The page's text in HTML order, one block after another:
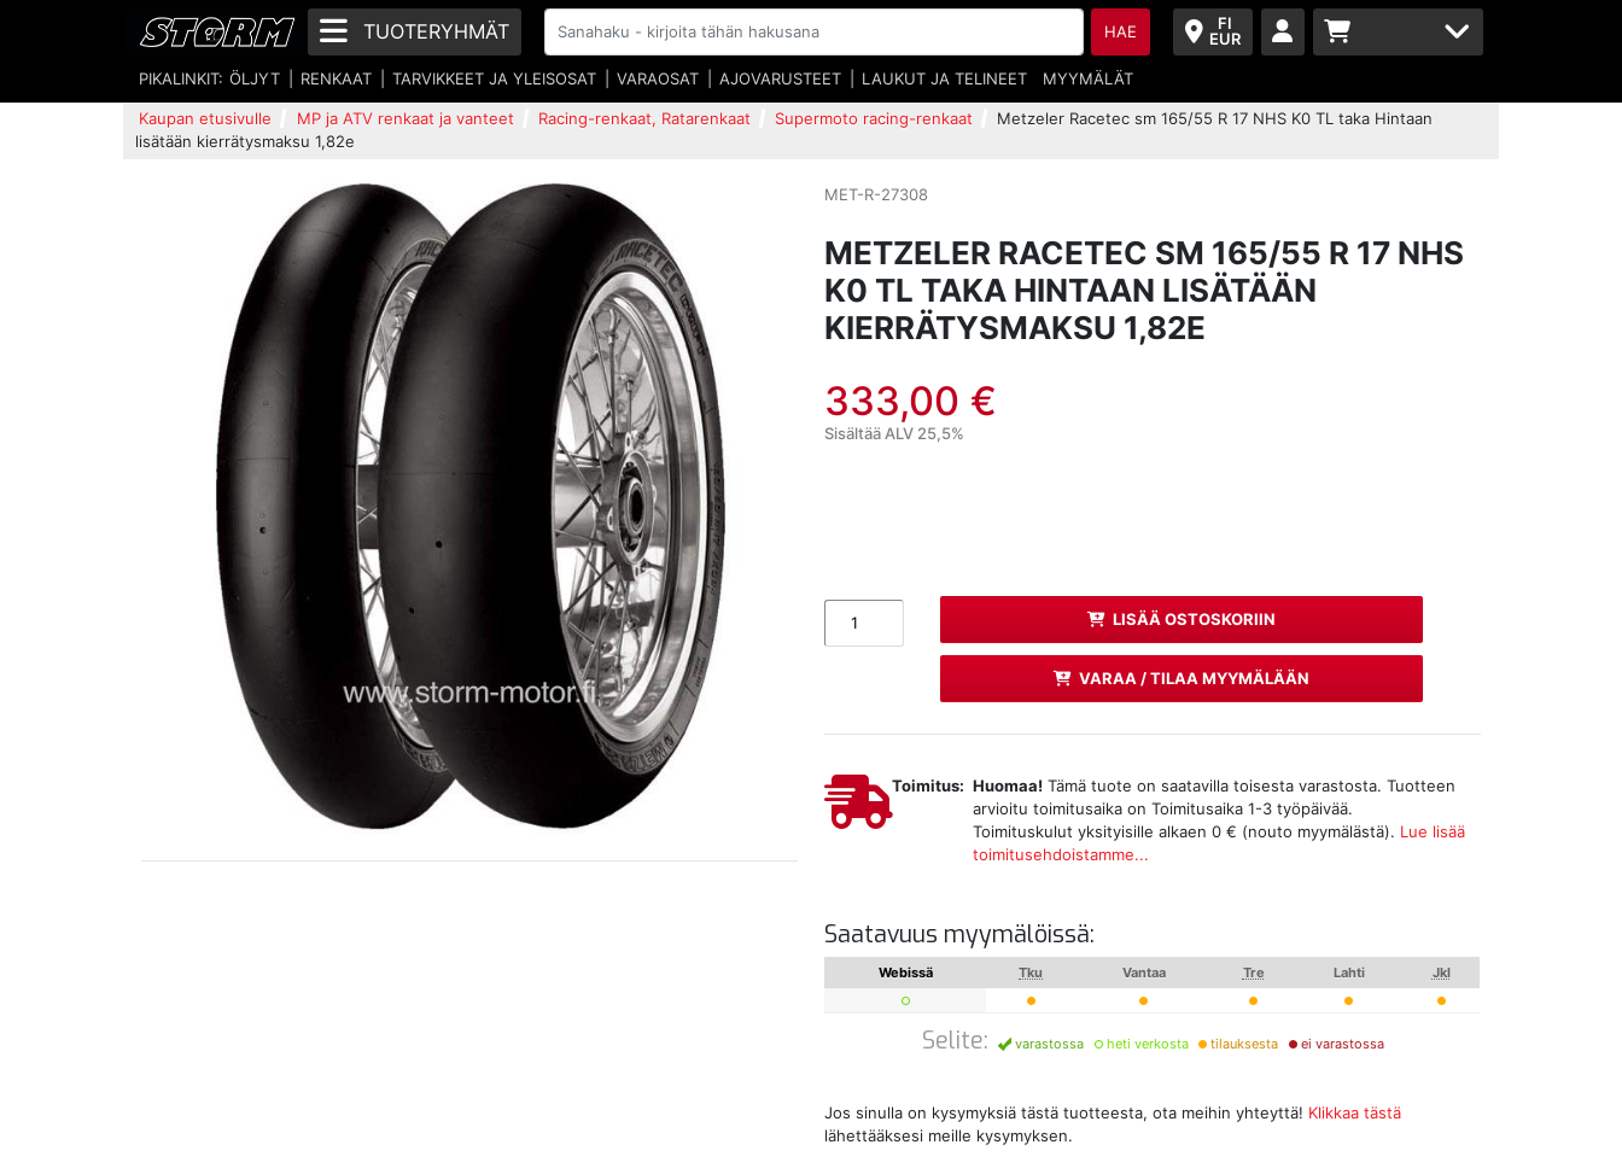
FI
EUR
TUOTERYHMÄT HAE
PIKALINKIT: ÖLJYT RENKAAT TARVIKKEET JA YLEISOSAT VARAOSAT AJOVARUSTEET LAUKUT JA TELINEET MYYMÄLÄT
Kaupan etusivulle MP ja ATV renkaat ja vanteet Racing-renkaat, Ratarenkaat Supermoto racing-renkaat
Metzeler Racetec sm 165/55 R 17 NHS K0 TL taka Hintaan
lisätään kierrätysmaksu 1,82e
MET-R-27308
METZELER RACETEC SM 165/55 R 17 NHS
K0 TL TAKA HINTAAN LISÄTÄÄN
KIERRÄTYSMAKSU 1,82E
333,00 €
Sisältää ALV 25,5%
LISÄÄ OSTOSKORIIN
VARAA / TILAA MYYMÄLÄÄN
Toimitus: Huomaa! Tämä tuote on saatavilla toisesta varastosta. Tuotteen
arvioitu toimitusaika on Toimitusaika 1-3 työpäivää.
Toimituskulut yksityisille alkaen 0 € (nouto myymälästä). Lue lisää
toimitusehdoistamme...
Saatavuus myymälöissä:
Webissä Tku Vantaa Tre Lahti Jkl
Selite: varastossa heti verkosta tilauksesta ei varastossa
Jos sinulla on kysymyksiä tästä tuotteesta, ota meihin yhteyttä! Klikkaa tästä
lähettääksesi meille kysymyksen.